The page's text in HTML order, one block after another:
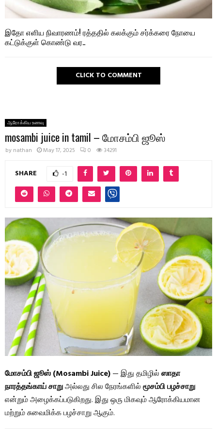
இதோ எளிய நிவாரணம்! ரத்ததில் கலக்கும் சர்க்கரை நோயை
கட்டுக்குள் கொண்டு வர..
CLICK TO COMMENT
ஆரோக்கிய உணவு
mosambi juice in tamil – மோசம்பி ஜூஸ்
by nathan May 17, 2025 0 34291
SHARE -1
மோசம்பி ஜூஸ் (Mosambi Juice)— இது தமிழில்ஸாதா
நாரத்தங்காய் சாறுஅல்லது சில நேரங்களில்மூசம்பி பழச்சாறு
என்றும் அழைக்கப்படுகிறது. இது ஒரு மிகவும் ஆரோக்கியமான
மற்றும் சுவைமிக்க பழச்சாறு ஆகும்.